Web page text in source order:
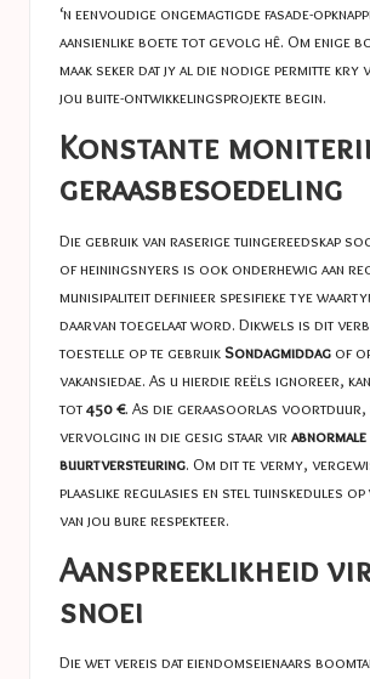
‘n eenvoudige ongemagtigde fasade-
aansienlike boete tot gevolg hê. Om enige
maak seker dat jy al die nodige permitte kry
jou buite-ontwikkelingsprojekte begin.
Konstante
geraasbesoedeling
Die gebruik van raserige tuingereedskap
of heiningsnyers is ook onderhewig aan
munisipaliteit definieer spesifieke tye
daarvan toegelaat word. Dikwels is dit
toestelle op te gebruik Sondagmiddag of
vakansiedae. As u hierdie reëls ignoreer, kan
tot450 €. As die geraasoorlas voortduur,
vervolging in die gesig staar vir abnormale
buurtversteuring. Om dit te vermy,
plaaslike regulasies en stel tuinskedules op
van jou bure respekteer.
Aanspreeklikheid
snoei
Die wet vereis dat eiendomseienaars